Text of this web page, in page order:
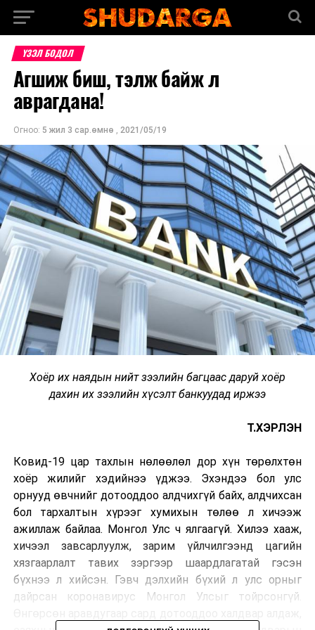
ҮЗЭЛ БОДОЛ
Агшиж биш, тэлж байж л
аврагдана!
Огноо: 5 жил 3 сар.өмнө , 2021/05/19
Хоёр их наядын нийт зээлийн багцаас даруй хоёр
дахин их зээлийн хүсэлт банкуудад иржээ
Т.ХЭРЛЭН
Ковид-19 цар тахлын нөлөөлөл дор хүн төрөлхтөн
хоёр жилийг хэдийнээ үджээ. Эхэндээ бол улс
орнууд өвчнийг дотооддоо алдчихгүй байх, алдчихсан
бол тархалтын хүрээг хумихын төлөө л хичээж
ажиллаж байлаа. Монгол Улс ч ялгаагүй. Хилээ хааж,
хичээл завсарлуулж, зарим үйлчилгээнд цагийн
хязгаарлалт тавих зэргээр шаардлагатай гэсэн
бүхнээ л хийсэн. Гэвч дэлхийн бүхий л улс орныг
дайрсан коронавирус Монгол Улсыг тойрсонгүй.